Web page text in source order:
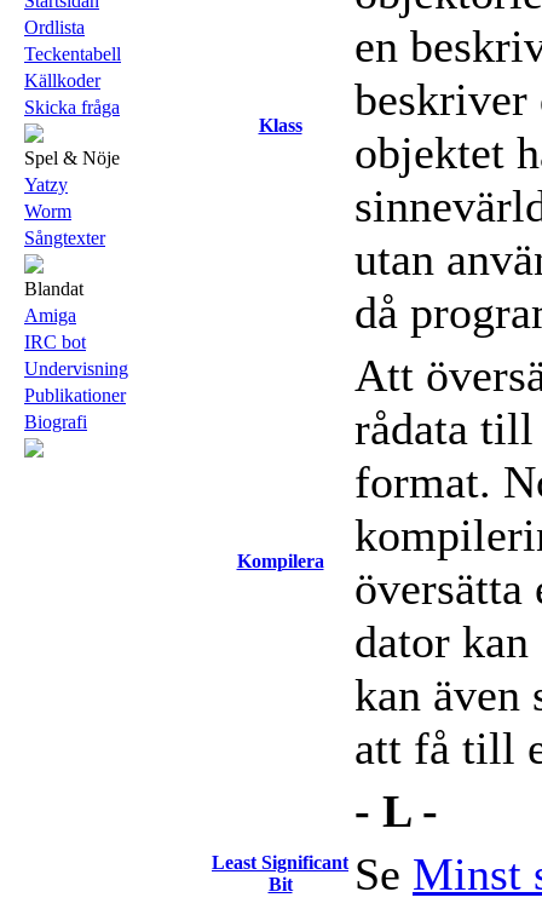
Ordlista
Teckentabell
Källkoder
Skicka fråga
Spel & Nöje
Yatzy
Worm
Sångtexter
Blandat
Amiga
IRC bot
Undervisning
Publikationer
Biografi
Klass
en
beskriver
objektet
utan
då
Kompilera
Att
rådata till
format.
dator
kan även
att få till
- L -
Least Significant
Bit
Se Minst